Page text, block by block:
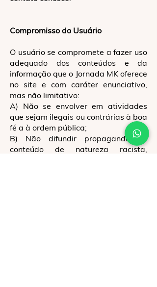
Compromisso do Usuário
O usuário se compromete a fazer uso
adequado dos conteúdos e da
informação que o Jornada MK oferece
no site e com caráter enunciativo,
mas não limitativo:
A) Não se envolver em atividades
que sejam ilegais ou contrárias à boa
fé a à ordem pública;
B) Não difundir propaganda ou
conteúdo de natureza racista,